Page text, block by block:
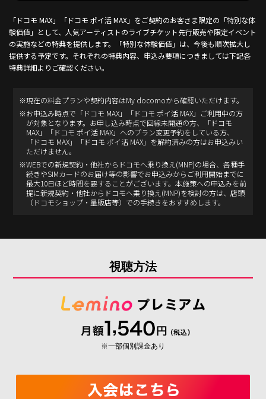
なしに目的外での利用および第三者（業務委託先を除く）への提供
はいたしません。
■ その他
ること
■ 応募方法
①Leminoプレミアムをご契約ください。
す。
② キャンペーンの応募フォームより必要事項を記入のうえ応募して
ください。
※ご応募はお一人さま1回までとなります。複数回応募された場合
は最新の応募を有効といたします。
■ 当選発表
当選された方には、2026年9月下旬頃にご応募時に入力いただいた住
【入力のご住所の不備】【長期ご不在】【転居による住所変更】な
どにより賞品をお届けできない場合、当選が無効となる場合がござ
※都合により賞品の発送時期は前後する場合がございます。あらか
■ 注意事項（ご応募の前に必ずお読みください）
キャンペーンへの参加および当選は無効となります。
「ドコモ MAX」「ドコモ ポイ活 MAX」をご契約のお客さま限定の「特別な体
験価値」として、人気アーティストのライブチケット先行販売や限定イベント
の実施などの特典を提供します。「特別な体験価値」は、今後も順次拡大し
提供する予定です。それぞれの特典内容、申込み要項につきましては下記各
特典詳細よりご確認ください。
※現在の料金プランや契約内容はMy docomoから確認いただけます。
※お申込み時点で「ドコモ MAX」「ドコモ ポイ活 MAX」ご利用中の方
が対象となります。お申し込み時点で回線未開通の方、「ドコモ
MAX」「ドコモ ポイ活 MAX」へのプラン変更予約をしている方、
「ドコモ MAX」「ドコモ ポイ活 MAX」を解約済みの方はお申込みい
ただけません。
※WEBでの新規契約・他社からドコモへ乗り換え(MNP)の場合、各種手
続きやSIMカードのお届け等の影響でお申込みからご利用開始までに
最大10日ほど時間を要することがございます。本施策への申込みを前
提に新規契約・他社からドコモへ乗り換え(MNP)を検討の方は、店頭
（ドコモショップ・量販店等）での手続きをおすすめします。
視聴方法
※一部個別課金あり